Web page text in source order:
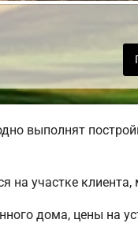
выполнят
на участке
дома, цены